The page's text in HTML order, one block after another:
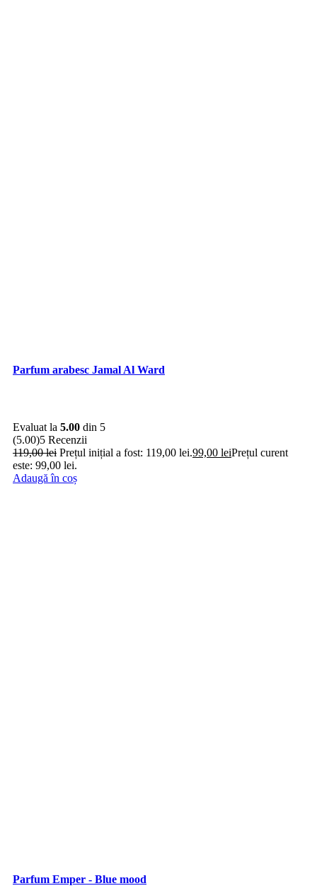
Parfum arabesc Jamal Al Ward
Evaluat la 5.00 din 5
(5.00)5 Recenzii
119,00lei Prețul inițial a fost: 119,00 lei.99,00 leiPrețul curent
este: 99,00 lei.
Adaugă în coș
Parfum Emper - Blue mood